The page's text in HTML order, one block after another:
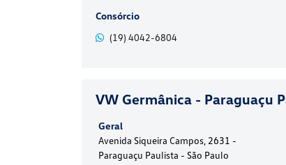
Consórcio
(19) 4042-6804
VW Germânica - Paraguaçu
Geral
Avenida Siqueira Campos, 2631 -
Paraguaçu Paulista - São Paulo